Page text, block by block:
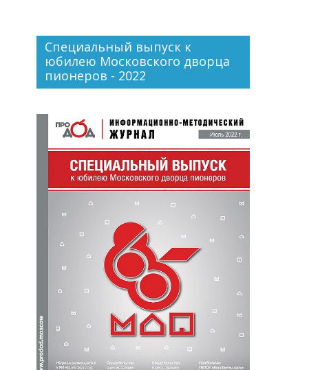
Специальный выпуск к
юбилею Московского дворца
пионеров - 2022